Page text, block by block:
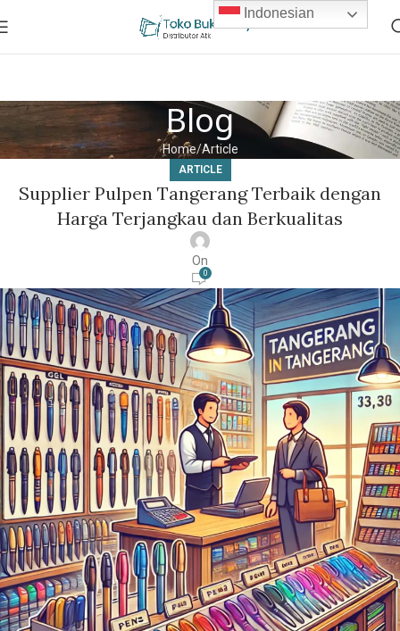
Blog
Home Article
ARTICLE
Supplier Pulpen Tangerang Terbaik dengan
Harga Terjangkau dan Berkualitas
On
0
Indonesian